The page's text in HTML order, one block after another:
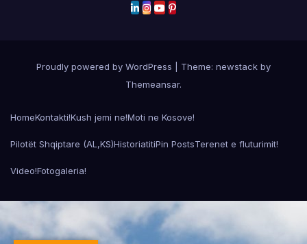
Proudly powered by WordPress
Theme: newstack by
Themeansar.
HomeKontakti!Kush jemi ne!Moti ne Kosove!
Pilotët Shqiptare (AL,KS)HistoriatitiPin PostsTerenet e fluturimit!
Video!Fotogaleria!